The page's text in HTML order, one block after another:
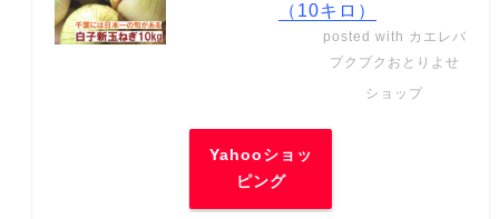
（10キロ）
posted with カエレバ
プクプクおとりよせ
ショップ
Yahooショッ
ピング